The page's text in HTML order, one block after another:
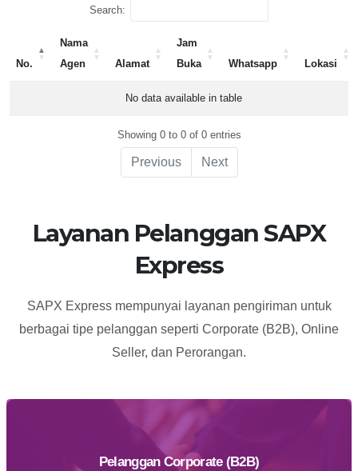
Search:
No.
Nama
Agen
Alamat
Jam
Buka
Whatsapp Lokasi
Alamat
Jam
Whatsapp
No data available in table
Showing 0 to 0 of 0 entries
Previous Next
Layanan Pelanggan SAPX
Express
SAPX Express mempunyai layanan pengiriman untuk
berbagai tipe pelanggan seperti Corporate (B2B), Online
Seller, dan Perorangan.
Pelanggan Corporate (B2B)